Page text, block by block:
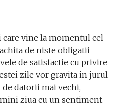
care vine la momentul cel
de niste obligatii
de satisfactie cu privire
zile vor gravita in jurul
datorii mai vechi,
ziua cu un sentiment